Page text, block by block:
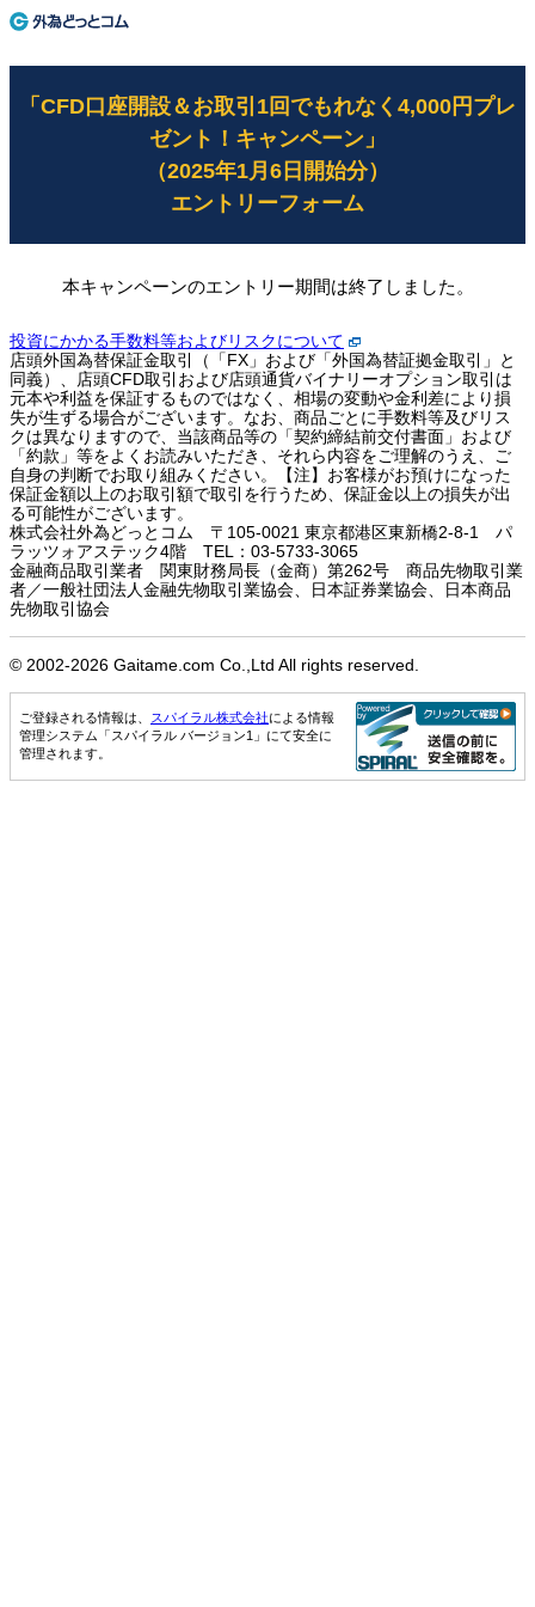
「CFD口座開設＆お取引1回でもれなく4,000円プレ
ゼント！キャンペーン」
（2025年1月6日開始分）
エントリーフォーム
本キャンペーンのエントリー期間は終了しました。
投資にかかる手数料等およびリスクについて
店頭外国為替保証金取引（「FX」および「外国為替証拠金取引」と
同義）、店頭CFD取引および店頭通貨バイナリーオプション取引は
元本や利益を保証するものではなく、相場の変動や金利差により損
失が生ずる場合がございます。なお、商品ごとに手数料等及びリス
クは異なりますので、当該商品等の「契約締結前交付書面」および
「約款」等をよくお読みいただき、それら内容をご理解のうえ、ご
自身の判断でお取り組みください。【注】お客様がお預けになった
保証金額以上のお取引額で取引を行うため、保証金以上の損失が出
る可能性がございます。
株式会社外為どっとコム 〒105-0021 東京都港区東新橋2-8-1 パ
ラッツォアステック4階 TEL：03-5733-3065
金融商品取引業者 関東財務局長（金商）第262号 商品先物取引業
者／一般社団法人金融先物取引業協会、日本証券業協会、日本商品
先物取引協会
© 2002-2026 Gaitame.com Co.,Ltd All rights reserved.
ご登録される情報は、 スパイラル株式会社による情報
管理システム「スパイラル バージョン1」にて安全に
管理されます。